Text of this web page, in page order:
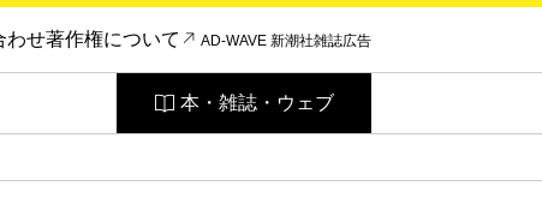
わせ著作権について AD-WAVE 新潮社雑誌広告
本・雑誌・ウェブ